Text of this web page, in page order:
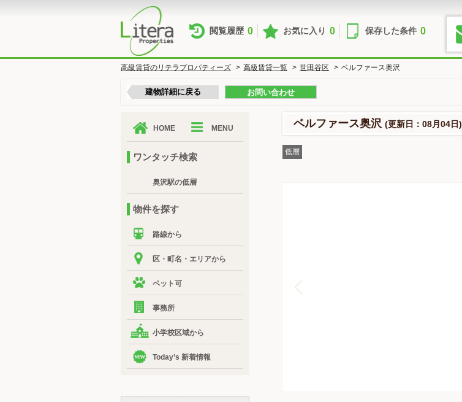
閲覧履歴 0 お気に入り 0 保存した条件 0
高級賃貸のリテラプロパティーズ > 高級賃貸一覧 > 世田谷区 > ベルファース奥沢
建物詳細に戻る お問い合わせ
ベルファース奥沢 (更新日：08月04日)
低層
HOME MENU
ワンタッチ検索
奥沢駅の低層
物件を探す
路線から
区・町名・エリアから
ペット可
事務所
小学校区域から
Today’s 新着情報